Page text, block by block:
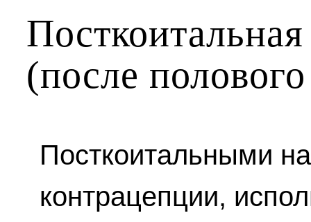
(после
Посткоитальными
контрацепции,